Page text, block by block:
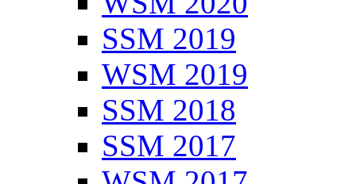
SSM 2019
WSM 2019
SSM 2018
SSM 2017